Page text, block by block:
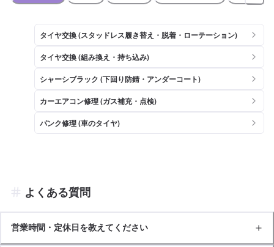
タイヤ交換 (スタッドレス履き替え・脱着・ローテーション)
タイヤ交換 (組み換え・持ち込み)
シャーシブラック (下回り防錆・アンダーコート)
カーエアコン修理 (ガス補充・点検)
パンク修理 (車のタイヤ)
よくある質問
営業時間・定休日を教えてください